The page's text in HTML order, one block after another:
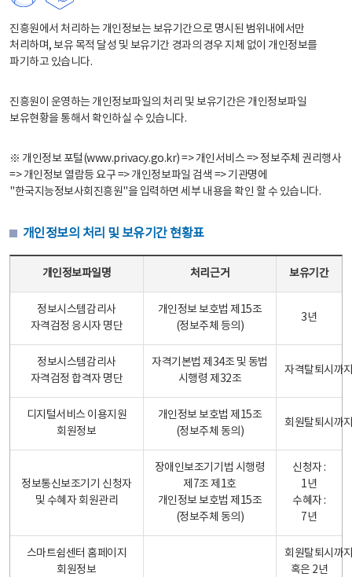
진흥원에서 처리하는 개인정보는 보유기간으로 명시된 범위내에서만
처리하며, 보유 목적 달성 및 보유기간 경과의 경우 지체 없이 개인정보를
파기하고 있습니다.
진흥원이 운영하는 개인정보파일의 처리 및 보유기간은 개인정보파일
보유현황을 통해서 확인하실 수 있습니다.
※ 개인정보 포털(www.privacy.go.kr) => 개인서비스 => 정보주체 권리행사
=> 개인정보 열람등 요구 => 개인정보파일 검색 => 기관명에
"한국지능정보사회진흥원"을 입력하면 세부 내용을 확인 할 수 있습니다.
개인정보의 처리 및 보유기간 현황표
개인정보파일명 처리근거 보유기간
정보시스템감리사
자격검정 응시자 명단
개인정보 보호법 제15조
(정보주체 등의)
3년
정보시스템감리사
자격검정 합격자 명단
자격기본법 제34조 및 동법
시행령 제32조
자격탈퇴시까
디지털서비스 이용지원
회원정보
개인정보 보호법 제15조
(정보주체 동의)
회원탈퇴시까
정보통신보조기기 신청자
및 수혜자 회원관리
장애인보조기기법 시행령
제7조 제1호
개인정보 보호법 제15조
(정보주체 동의)
신청자 :
1년
수혜자 :
7년
스마트쉼센터 홈페이지
회원정보
회원탈퇴시까
혹은 2년